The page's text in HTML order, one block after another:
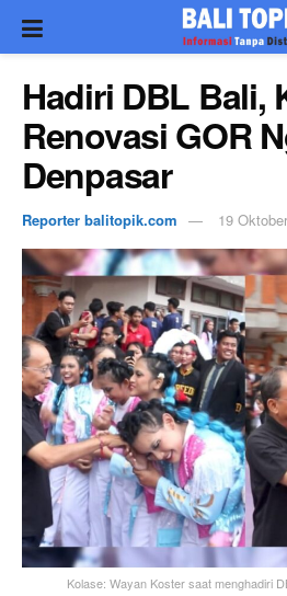
Hadiri DBL Bali,
Renovasi GOR
Denpasar
Reporter balitopik.com 19
Kolase: Wayan Koster saat menghadiri